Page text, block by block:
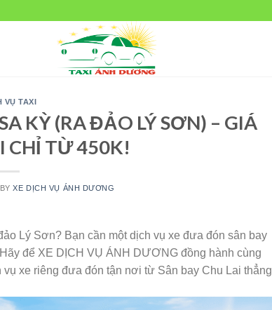
VỤ TAXI
KỲ (RA ĐẢO LÝ SƠN) – GIÁ
CHỈ TỪ 450K!
BYXE DỊCH VỤ ÁNH DƯƠNG
Lý Sơn? Bạn cần một dịch vụ xe đưa đón sân bay
để XE DỊCH VỤ ÁNH DƯƠNG đồng hành cùng
xe riêng đưa đón tận nơi từ Sân bay Chu Lai thẳng